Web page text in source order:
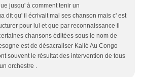
jusqu' à comment tenir un
dit qu' il écrivait mal ses chanson mais c' est
pour lui et que par reconnaissance il
chansons éditées sous le nom de
est de désacraliser Kallé Au Congo
souvent le résultat des intervention de tous
orchestre .